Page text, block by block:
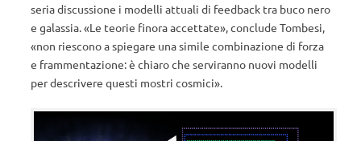
seria discussione i modelli attuali di feedback tra buco nero
e galassia. «Le teorie finora accettate», conclude Tombesi,
«non riescono a spiegare una simile combinazione di forza
e frammentazione: è chiaro che serviranno nuovi modelli
per descrivere questi mostri cosmici».